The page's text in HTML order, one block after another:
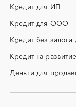
ОКР (опытно-
конструкторские
ПГС (песчано-
смесь)
СВО
СКУД
Кредит для ИП
Кредит для ООО
Кредит без залога
Кредит на
Деньги для